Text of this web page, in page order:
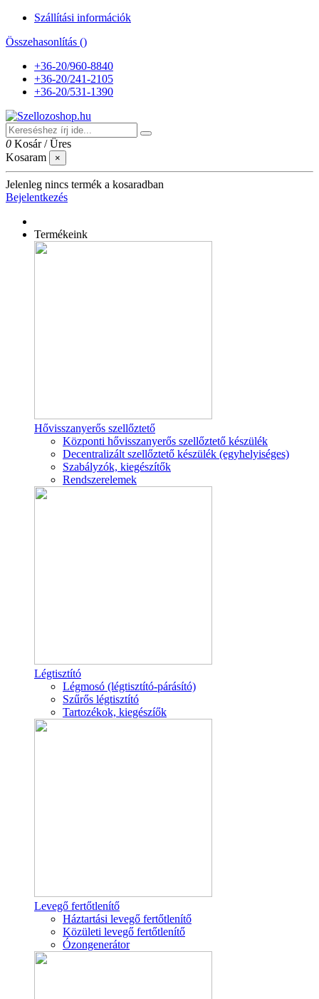
Szállítási információk
Összehasonlítás ()
+36-20/960-8840
+36-20/241-2105
+36-20/531-1390
0 Kosár /Üres
Kosaram
×
Jelenleg nincs termék a kosaradban
Bejelentkezés
Termékeink
Hővisszanyerős szellőztető
Központi hővisszanyerős szellőztető készülék
Decentralizált szellőztető készülék (egyhelyiséges)
Szabályzók, kiegészítők
Rendszerelemek
Légtisztító
Légmosó (légtisztító-párásító)
Szűrős légtisztító
Tartozékok, kiegészíők
Levegő fertőtlenítő
Háztartási levegő fertőtlenítő
Közületi levegő fertőtlenítő
Ózongenerátor